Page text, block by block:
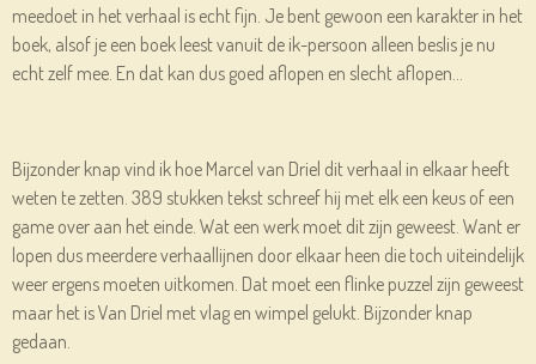
meedoet in het verhaal is echt fijn. Je bent gewoon een karakter in het
boek, alsof je een boek leest vanuit de ik-persoon alleen beslis je nu
echt zelf mee. En dat kan dus goed aflopen en slecht aflopen…
Bijzonder knap vind ik hoe Marcel van Driel dit verhaal in elkaar heeft
weten te zetten. 389 stukken tekst schreef hij met elk een keus of een
game over aan het einde. Wat een werk moet dit zijn geweest. Want er
lopen dus meerdere verhaallijnen door elkaar heen die toch uiteindelijk
weer ergens moeten uitkomen. Dat moet een flinke puzzel zijn geweest
maar het is Van Driel met vlag en wimpel gelukt. Bijzonder knap
gedaan.